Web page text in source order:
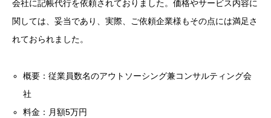
会社に記帳代行を依頼されておりました。価格やサービス内容に
関しては、妥当であり、実際、ご依頼企業様もその点には満足さ
れておられました。
概要：従業員数名のアウトソーシング兼コンサルティング会
社
料金：月額5万円